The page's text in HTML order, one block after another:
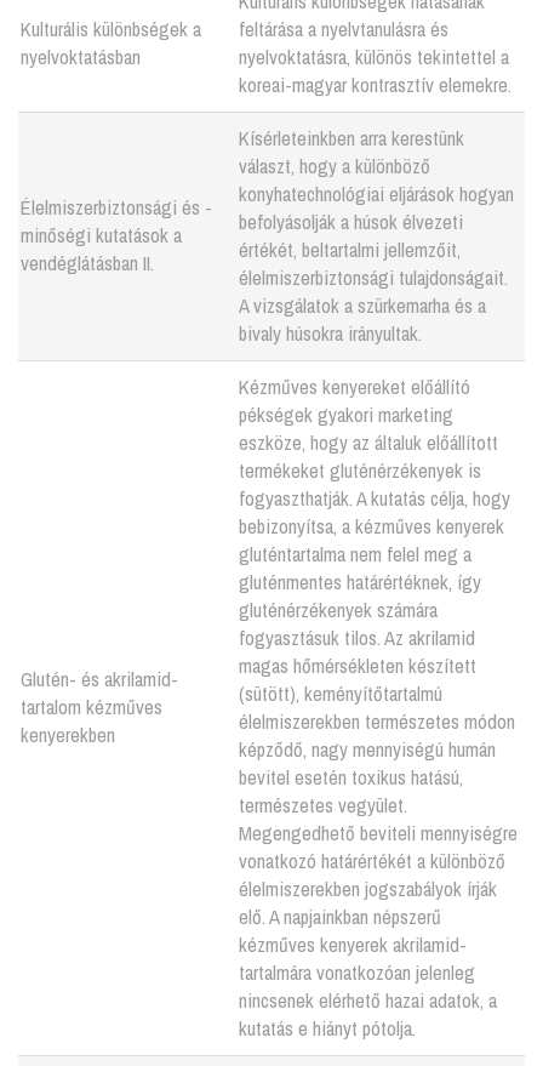
Kulturális különbségek a
nyelvoktatásban
feltárása a nyelvtanulásra és
nyelvoktatásra, különös tekintettel a
koreai-magyar kontrasztív elemekre.
Élelmiszerbiztonsági és -
minőségi kutatások a
vendéglátásban II.
Kísérleteinkben arra kerestünk
választ, hogy a különböző
konyhatechnológiai eljárások hogyan
befolyásolják a húsok élvezeti
értékét, beltartalmi jellemzőit,
élelmiszerbiztonsági tulajdonságait.
A vizsgálatok a szürkemarha és a
bivaly húsokra irányultak.
Glutén- és akrilamid-
tartalom kézműves
kenyerekben
Kézműves kenyereket előállító
pékségek gyakori marketing
eszköze, hogy az általuk előállított
termékeket gluténérzékenyek is
fogyaszthatják. A kutatás célja, hogy
bebizonyítsa, a kézműves kenyerek
gluténtartalma nem felel meg a
gluténmentes határértéknek, így
gluténérzékenyek számára
fogyasztásuk tilos. Az akrilamid
magas hőmérsékleten készített
(sütött), keményítőtartalmú
élelmiszerekben természetes módon
képződő, nagy mennyiségú humán
bevitel esetén toxikus hatású,
természetes vegyület.
Megengedhető beviteli mennyiségre
vonatkozó határértékét a különböző
élelmiszerekben jogszabályok írják
elő. A napjainkban népszerű
kézműves kenyerek akrilamid-
tartalmára vonatkozóan jelenleg
nincsenek elérhető hazai adatok, a
kutatás e hiányt pótolja.